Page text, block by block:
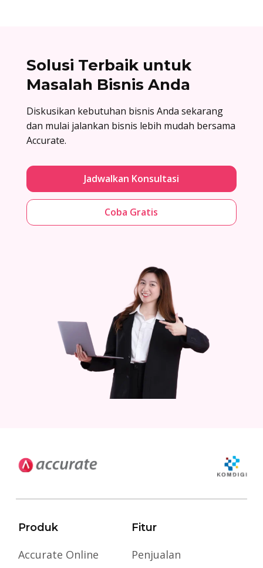
Solusi Terbaik untuk
Masalah Bisnis Anda
Diskusikan kebutuhan bisnis Anda sekarang
dan mulai jalankan bisnis lebih mudah bersama
Accurate.
Jadwalkan Konsultasi
Coba Gratis
Produk
Accurate Online
Fitur
Penjualan